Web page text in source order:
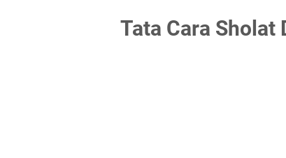
Tata Cara Sholat